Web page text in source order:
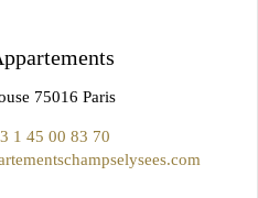
75016 Paris
1 45 00 83 70